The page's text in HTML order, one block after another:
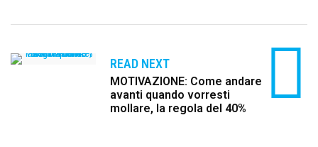
READ NEXT
MOTIVAZIONE: Come andare
avanti quando vorresti
mollare, la regola del 40%